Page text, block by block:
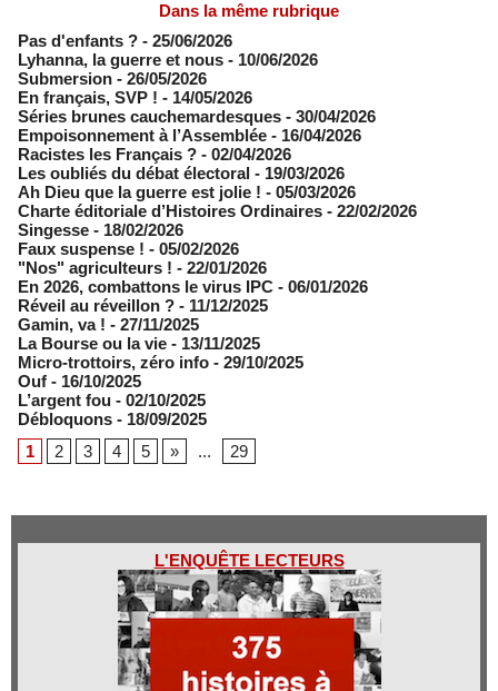
Dans la même rubrique
Pas d'enfants ? - 25/06/2026
​Lyhanna, la guerre et nous - 10/06/2026
Submersion - 26/05/2026
En français, SVP ! - 14/05/2026
​Séries brunes cauchemardesques - 30/04/2026
Empoisonnement à l’Assemblée­ - 16/04/2026
Racistes les Français ? - 02/04/2026
​Les oubliés du débat électoral - 19/03/2026
Ah Dieu que la guerre est jolie ! - 05/03/2026
Charte éditoriale d’Histoires Ordinaires - 22/02/2026
Singesse - 18/02/2026
Faux suspense ! - 05/02/2026
"Nos" agriculteurs ! - 22/01/2026
En 2026, combattons le virus IPC - 06/01/2026
Réveil au réveillon ? - 11/12/2025
Gamin, va ! - 27/11/2025
​La Bourse ou la vie - 13/11/2025
Micro-trottoirs, zéro info - 29/10/2025
Ouf - 16/10/2025
L’argent fou - 02/10/2025
Débloquons - 18/09/2025
1
2 3 4 5 » ... 29
L'ENQUÊTE LECTEURS